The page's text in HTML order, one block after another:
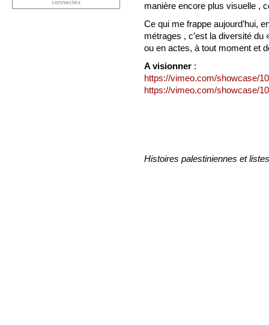
manière encore plus visuelle ,
Ce qui me frappe aujourd’hui,
métrages , c’est la diversité du
ou en actes, à tout moment et
A visionner :
https://vimeo.com/showcase/
https://vimeo.com/showcase/
Histoires palestiniennes et
connectés